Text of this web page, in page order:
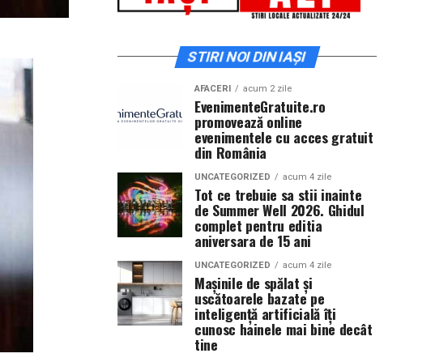
STIRI NOI DIN IAȘI
AFACERI acum 2 zile
EvenimenteGratuite.ro
promovează online
evenimentele cu acces gratuit
din România
UNCATEGORIZED acum 4 zile
Tot ce trebuie sa stii inainte
de Summer Well 2026. Ghidul
complet pentru editia
aniversara de 15 ani
UNCATEGORIZED acum 4 zile
Mașinile de spălat și
uscătoarele bazate pe
inteligență artificială îți
cunosc hainele mai bine decât
tine